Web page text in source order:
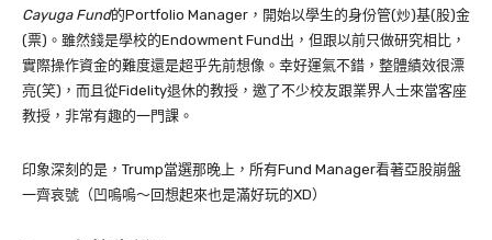
Cayuga Fund的Portfolio Manager，開始以學生的身份管(炒)基(股)金
(票)。雖然錢是學校的Endowment Fund出，但跟以前只做研究相比，
實際操作資金的難度還是超乎先前想像。幸好運氣不錯，整體績效很漂
亮(笑)，而且從Fidelity退休的教授，邀了不少校友跟業界人士來當客座
教授，非常有趣的一門課。
印象深刻的是，Trump當選那晚上，所有Fund Manager看著亞股崩盤
一齊哀號（凹嗚嗚～回想起來也是滿好玩的XD）